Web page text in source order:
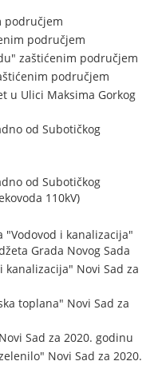
područjem
područjem
zaštićenim područjem
područjem
u Ulici Maksima Gorkog
od Subotičkog
od Subotičkog
110kV)
"Vodovod i kanalizacija"
Grada Novog Sada
kanalizacija" Novi Sad za
toplana" Novi Sad za
Sad za 2020. godinu
Novi Sad za 2020.